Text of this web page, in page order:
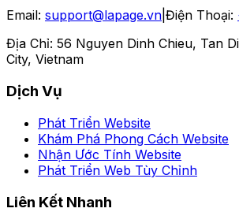
Email: support@lapage.vn Điện Thoại:
Địa Chỉ: 56 Nguyen Dinh Chieu, Tan
City, Vietnam
Dịch Vụ
Phát Triển Website
Khám Phá Phong Cách Website
Nhận Ước Tính Website
Phát Triển Web Tùy Chỉnh
Liên Kết Nhanh